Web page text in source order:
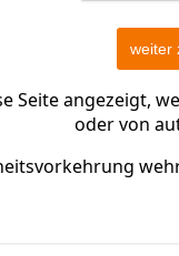
Seite angezeigt,
oder von